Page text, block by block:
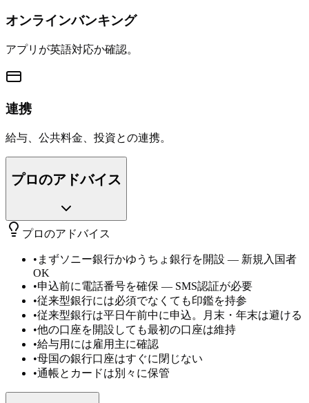
オンラインバンキング
アプリが英語対応か確認。
連携
給与、公共料金、投資との連携。
プロのアドバイス
プロのアドバイス
• まずソニー銀行かゆうちょ銀行を開設 — 新規入国者
OK
•申込前に電話番号を確保 — SMS認証が必要
•従来型銀行には必須でなくても印鑑を持参
•従来型銀行は平日午前中に申込。月末・年末は避ける
•他の口座を開設しても最初の口座は維持
•給与用には雇用主に確認
•母国の銀行口座はすぐに閉じない
•通帳とカードは別々に保管